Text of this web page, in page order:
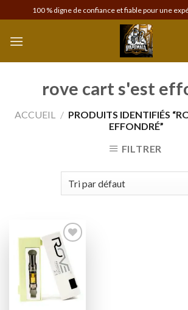
to
content
100 % digne de confiance et fiable pour une
rove cart s'est
ACCUEIL / PRODUITS IDENTIFIÉS
EFFONDRÉ”
FILTRER
Add to
wishlist